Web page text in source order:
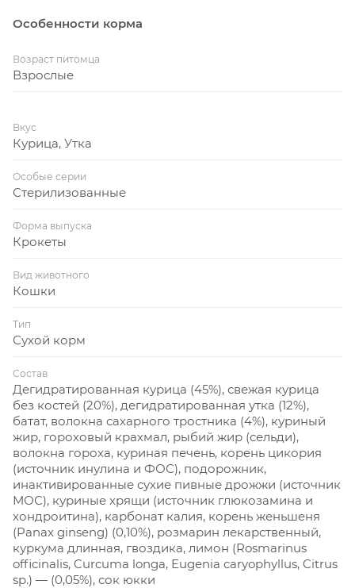
Особенности корма
Возраст питомца
Взрослые
Вкус
Курица, Утка
Особые серии
Стерилизованные
Форма выпуска
Крокеты
Вид животного
Кошки
Тип
Сухой корм
Состав
Дегидратированная курица (45%), свежая курица
без костей (20%), дегидратированная утка (12%),
батат, волокна сахарного тростника (4%), куриный
жир, гороховый крахмал, рыбий жир (сельди),
волокна гороха, куриная печень, корень цикория
(источник инулина и ФОС), подорожник,
инактивированные сухие пивные дрожжи (источник
МОС), куриные хрящи (источник глюкозамина и
хондроитина), карбонат калия, корень женьшеня
(Panax ginseng) (0,10%), розмарин лекарственный,
куркума длинная, гвоздика, лимон (Rosmarinus
officinalis, Curcuma longa, Eugenia caryophyllus, Citrus
sp.) — (0,05%), сок юкки